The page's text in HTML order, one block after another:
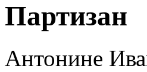
Партизан
Антонине